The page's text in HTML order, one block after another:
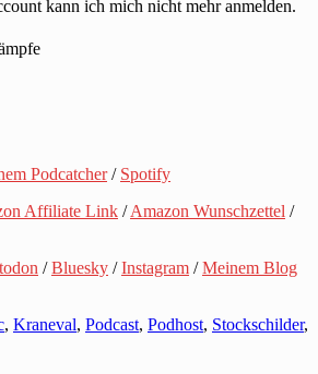
kann ich mich nicht mehr anmelden.
Podcatcher/ Spotify
Affiliate Link /Amazon Wunschzettel /
/Bluesky /Instagram /Meinem Blog
, Kraneval, Podcast, Podhost, Stockschilder,